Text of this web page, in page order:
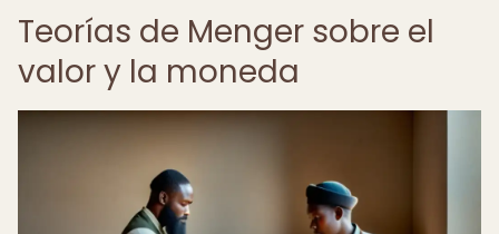
Teorías de Menger sobre el
valor y la moneda